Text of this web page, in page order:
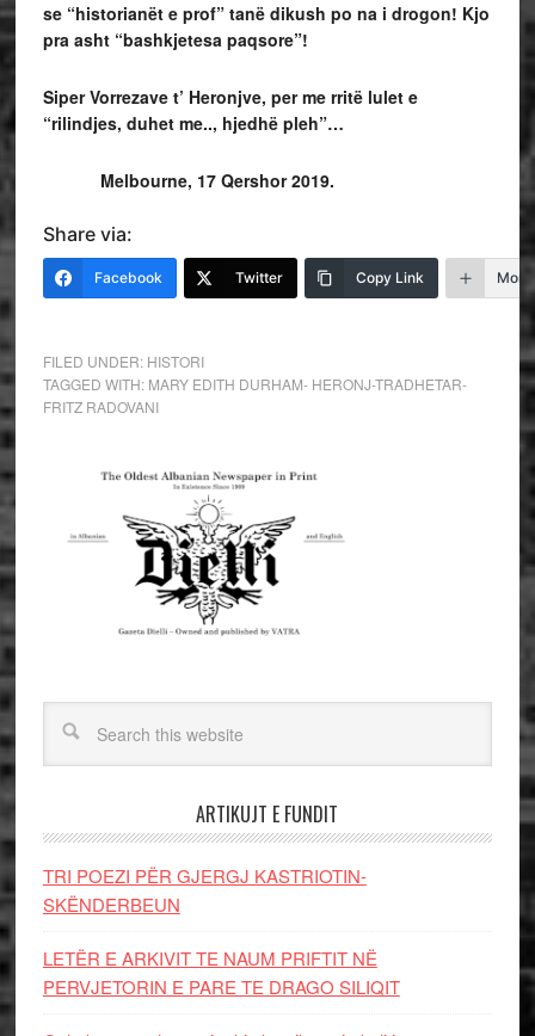
se “historianët e prof” tanë dikush po na i drogon! Kjo
pra asht “bashkjetesa paqsore”!
Siper Vorrezave t’ Heronjve, per me rritë lulet e
“rilindjes, duhet me.., hjedhë pleh”…
Melbourne, 17 Qershor 2019.
Share via:
Facebook Twitter Copy Link More
FILED UNDER: HISTORI
TAGGED WITH: MARY EDITH DURHAM- HERONJ-TRADHETAR-
FRITZ RADOVANI
ARTIKUJT E FUNDIT
TRI POEZI PËR GJERGJ KASTRIOTIN-
SKËNDERBEUN
LETËR E ARKIVIT TE NAUM PRIFTIT NË
PERVJETORIN E PARE TE DRAGO SILIQIT